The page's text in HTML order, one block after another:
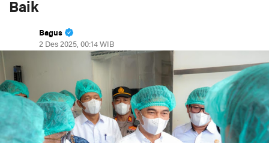
Baik
Bagus
2 Des 2025, 00:14 WIB